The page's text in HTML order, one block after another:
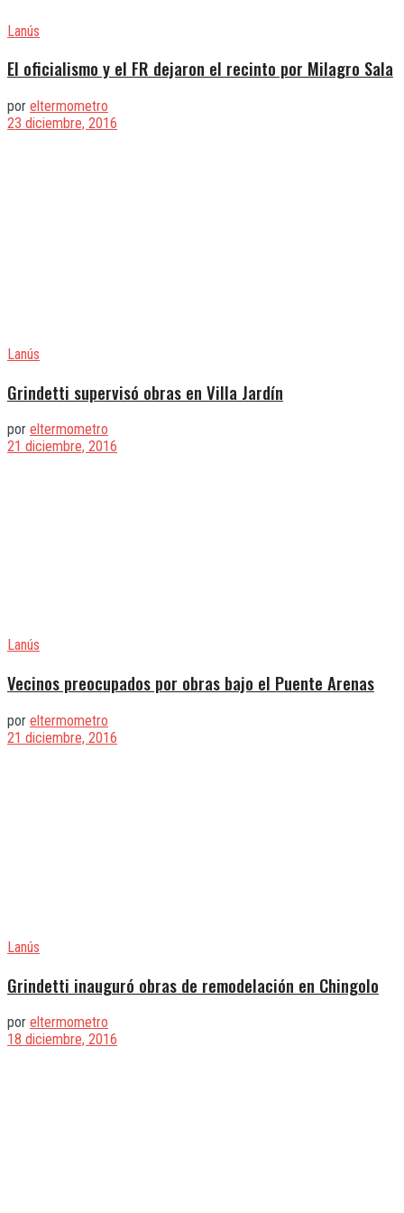
Lanús
El oficialismo y el FR dejaron el recinto por Milagro Sala
por eltermometro
23 diciembre, 2016
Lanús
Grindetti supervisó obras en Villa Jardín
por eltermometro
21 diciembre, 2016
Lanús
Vecinos preocupados por obras bajo el Puente Arenas
por eltermometro
21 diciembre, 2016
Lanús
Grindetti inauguró obras de remodelación en Chingolo
por eltermometro
18 diciembre, 2016